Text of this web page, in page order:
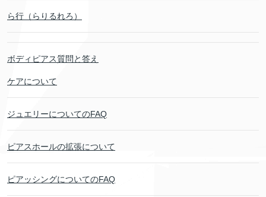
ら行（らりるれろ）
ボディピアス質問と答え
ケアについて
ジュエリーについてのFAQ
ピアスホールの拡張について
ピアッシングについてのFAQ